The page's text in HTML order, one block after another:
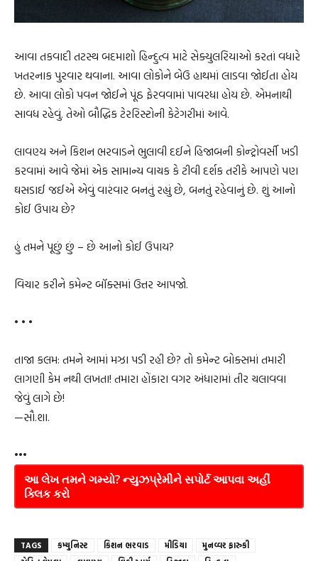
આવા તકવાદી તટસ્થ બદમાશો હિન્દુત્વ માટે સેક્યુલરિયાઓ કરતાં વધારે
ખતરનાક પુરવાર થવાના. આવા લોકોને બેઉ હાથમાં લાડવા જોઈતા હોય
છે. આવા લોકો પવન જોઈને પૂંઠ ફેરવવામાં પાવરધા હોય છે. એમનાથી
સાવધ રહેવું. તેઓ બૌદ્ધિક ટેરરિસ્ટોની કેટેગરીમાં આવે.
લાવણ્ય અને કિશન ભરવાડને ભુલાવી દઈને હિજાબની કોન્ટ્રોવર્સી ખડી
કરવામાં આવે જેમાં એક સામાન્ય વાચક કે ટીવી દર્શક તરીકે આપણે પણ
ઘસડાઈ જઈએ એવું વારંવાર બનતું રહ્યું છે, બનતું રહેવાનું છે. શું આનો
કોઈ ઉપાય છે?
હું તમને પૂછું છું – છે આનો કોઈ ઉપાય?
વિચાર કરીને કમેન્ટ બૉક્સમાં ઉત્તર આપજો.
• • •
તાજા કલમ: તમને આમાં મઝા પડી રહી છે? તો કમેન્ટ બોક્સમાં તમારી
લાગણી કેમ નથી લખતા! તમારા હોંકારા વગર અંધારામાં તીર ચલાવવા
જેવું લાગે છે!
—સૌ.શા.
•••
આ લેખ તમને ગમ્યો? ન્યુઝપ્રેમીને સપોર્ટ આપવા અહીં
ક્લિક કરો
TAGS કમ્યુનિસ્ટ કિશન ભરવાડ મીડિયા
મુનવ્વર ફારુકી